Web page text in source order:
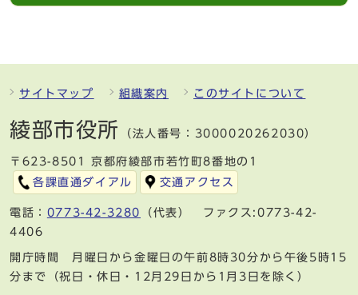
サイトマップ 組織案内 このサイトについて
綾部市役所 （法人番号：3000020262030）
〒623-8501 京都府綾部市若竹町8番地の1
各課直通ダイアル
交通アクセス
電話： 0773-42-3280
（代表） ファクス:0773-42-
4406
開庁時間 月曜日から金曜日の午前8時30分から午後5時15
分まで（祝日・休日・12月29日から1月3日を除く）